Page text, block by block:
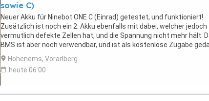
sowie C)
Neuer Akku für Ninebot ONE C (Einrad) getestet, und funktioniert!
Zusätzlich ist noch ein 2. Akku ebenfalls mit dabei, welcher jedoch
vermutlich defekte Zellen hat, und die Spannung nicht mehr hält.
BMS ist aber noch verwendbar, und ist als kostenlose Zugabe
(für Bastler, auf eigene Verantwortung) Sie erhalten also 2 Akkus
den Ninebot ONE (Modell von 2016) 220Wh 55,5V Sonderpreis! 14
Geld zurück garantie auf den "funktionierenden" Akku!
Hohenems, Vorarlberg
heute 06:00